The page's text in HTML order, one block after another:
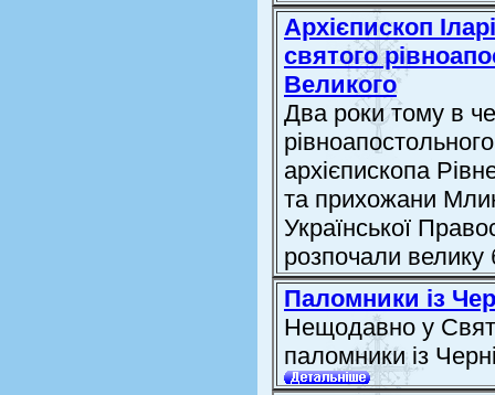
Архієпископ
святого
Великого
Два роки тому в
архієпископа
та прихожани
Української
розпочали велику
Паломники із
Нещодавно у
паломники із